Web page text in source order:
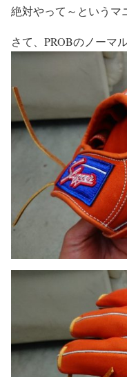
絶対やって～というマ
さて、PROBのノーマ